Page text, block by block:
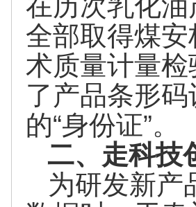
全部取得煤
术质量计量
了产品条形
的“身份证”。
二、走科技
为研发新产